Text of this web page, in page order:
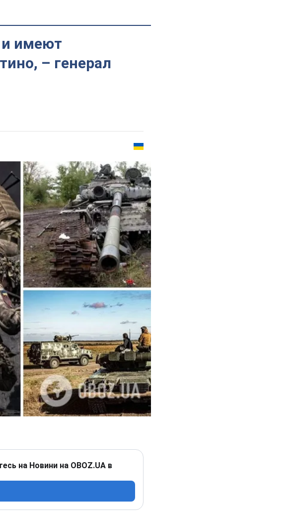
имеют
– генерал
на Новини на OBOZ.UA в